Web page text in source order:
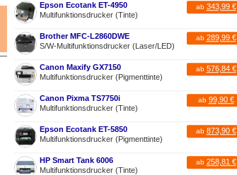
ab 343,99 €
Epson Ecotank ET-4950
Multifunktionsdrucker (Tinte)
ab 289,99 €
Brother MFC-L2860DWE
S/W-Multifunktionsdrucker (Laser/LED)
ab 576,84 €
Canon Maxify GX7150
Multifunktionsdrucker (Pigmenttinte)
ab 99,90 €
Canon Pixma TS7750i
Multifunktionsdrucker (Tinte)
ab 873,90 €
Epson Ecotank ET-5850
Multifunktionsdrucker (Pigmenttinte)
ab 258,81 €
HP Smart Tank 6006
Multifunktionsdrucker (Tinte)